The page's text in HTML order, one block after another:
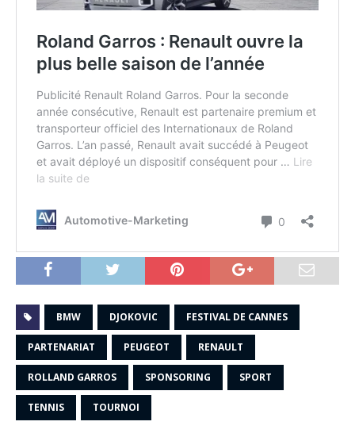
BMW DJOKOVIC FESTIVAL DE CANNES
PARTENARIAT PEUGEOT RENAULT
ROLLAND GARROS SPONSORING SPORT
TENNIS TOURNOI